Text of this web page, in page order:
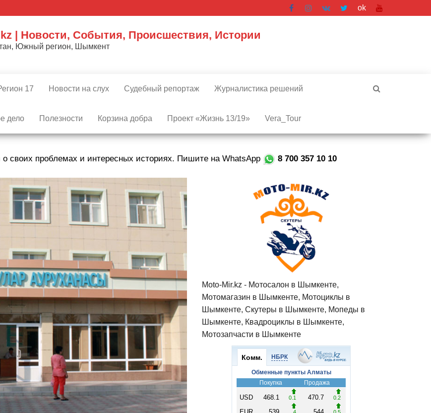
ok
| Новости, События, Происшествия, Истории
Южный регион, Шымкент
17 Новости на слух Судебный репортаж Журналистика решений
дело Полезности Корзина добра Проект «Жизнь 13/19» Vera_Tour
своих проблемах и интересных историях. Пишите на WhatsApp 8 700 357 10 10
Moto-Mir.kz - Мотосалон в Шымкенте,
Мотомагазин в Шымкенте, Мотоциклы в
Шымкенте, Скутеры в Шымкенте, Мопеды в
Шымкенте, Квадроциклы в Шымкенте,
Мотозапчасти в Шымкенте